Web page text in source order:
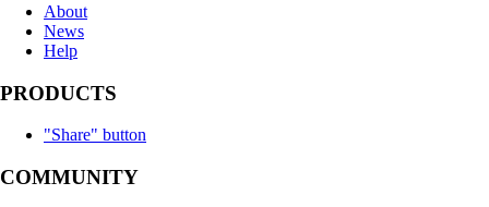
About
News
Help
PRODUCTS
"Share" button
COMMUNITY